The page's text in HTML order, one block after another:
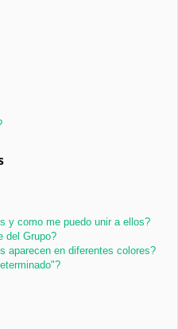
y como me puedo unir a ellos?
del Grupo?
aparecen en diferentes colores?